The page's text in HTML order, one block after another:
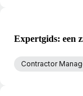
Expertgids: een
Contractor